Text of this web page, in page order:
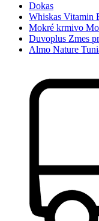
Dokas
Whiskas Vitamin
Mokré krmivo
Duvoplus Zmes
Almo Nature